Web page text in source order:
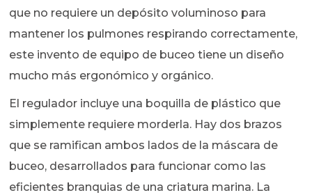
que no requiere un depósito voluminoso para
mantener los pulmones respirando correctamente,
este invento de equipo de buceo tiene un diseño
mucho más ergonómico y orgánico.
El regulador incluye una boquilla de plástico que
simplemente requiere morderla. Hay dos brazos
que se ramifican ambos lados de la máscara de
buceo, desarrollados para funcionar como las
eficientes branquias de una criatura marina. La